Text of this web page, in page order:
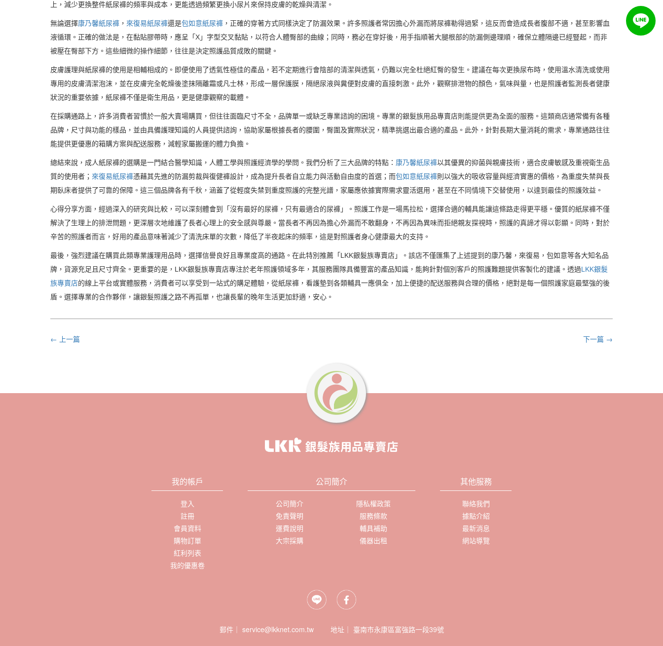
上，減少更換整件紙尿褲的頻率與成本，更能透過頻繁更換小尿片來保持皮膚的乾燥與清潔。
無論選擇康乃馨紙尿褲 ， 來復易紙尿褲還是包如意紙尿褲 ，正確的穿著方式同樣決定了防漏效果。許多照護者常因擔心外漏而將尿褲勒得過緊，這反而會造成長者腹部不適，甚至影響血
液循環。正確的做法是，在黏貼膠帶時，應呈「X」字型交叉黏貼，以符合人體臀部的曲線；同時，務必在穿好後，用手指順著大腿根部的防漏側邊理順，確保立體隔邊已經豎起，而非
被壓在臀部下方。這些細微的操作細節，往往是決定照護品質成敗的關鍵。
皮膚護理與紙尿褲的使用是相輔相成的。即便使用了透氣性極佳的產品，若不定期進行會陰部的清潔與透氣，仍難以完全杜絕紅臀的發生。建議在每次更換尿布時，使用溫水清洗或使用
專用的皮膚清潔泡沫，並在皮膚完全乾燥後塗抹隔離霜或凡士林，形成一層保護膜，隔絕尿液與糞便對皮膚的直接刺激。此外，觀察排泄物的顏色，氣味與量，也是照護者監測長者健康
狀況的重要依據，紙尿褲不僅是衛生用品，更是健康觀察的載體。
在採購通路上，許多消費者習慣於一般大賣場購買，但往往面臨尺寸不全，品牌單一或缺乏專業諮詢的困境。專業的銀髮族用品專賣店則能提供更為全面的服務。這類商店通常備有各種
品牌，尺寸與功能的樣品，並由具備護理知識的人員提供諮詢，協助家屬根據長者的腰圍，臀圍及實際狀況，精準挑選出最合適的產品。此外，針對長期大量消耗的需求，專業通路往往
能提供更優惠的箱購方案與配送服務，減輕家屬搬運的體力負擔。
總結來說，成人紙尿褲的選購是一門結合醫學知識，人體工學與照護經濟學的學問。我們分析了三大品牌的特點： 康乃馨紙尿褲以其優異的抑菌與親膚技術，適合皮膚敏感及重視衛生品
質的使用者； 來復易紙尿褲憑藉其先進的防漏剪裁與復健褲設計，成為提升長者自立能力與活動自由度的首選；而包如意紙尿褲則以強大的吸收容量與經濟實惠的價格，為重度失禁與長
期臥床者提供了可靠的保障。這三個品牌各有千秋，涵蓋了從輕度失禁到重度照護的完整光譜，家屬應依據實際需求靈活選用，甚至在不同情境下交替使用，以達到最佳的照護效益。
心得分享方面，經過深入的研究與比較，可以深刻體會到「沒有最好的尿褲，只有最適合的尿褲」。照護工作是一場馬拉松，選擇合適的輔具能讓這條路走得更平穩。優質的紙尿褲不僅
解決了生理上的排泄問題，更深層次地維護了長者心理上的安全感與尊嚴。當長者不再因為擔心外漏而不敢翻身，不再因為異味而拒絕親友探視時，照護的真諦才得以彰顯。同時，對於
辛苦的照護者而言，好用的產品意味著減少了清洗床單的次數，降低了半夜起床的頻率，這是對照護者身心健康最大的支持。
最後，強烈建議在購買此類專業護理用品時，選擇信譽良好且專業度高的通路。在此特別推薦「LKK銀髮族專賣店」。該店不僅匯集了上述提到的康乃馨，來復易，包如意等各大知名品
牌，貨源充足且尺寸齊全。更重要的是，LKK銀髮族專賣店專注於老年照護領域多年，其服務團隊具備豐富的產品知識，能夠針對個別客戶的照護難題提供客製化的建議。透過LKK銀髮
族專賣店的線上平台或實體服務，消費者可以享受到一站式的購足體驗，從紙尿褲，看護墊到各類輔具一應俱全，加上便捷的配送服務與合理的價格，絕對是每一個照護家庭最堅強的後
盾。選擇專業的合作夥伴，讓銀髮照護之路不再孤單，也讓長輩的晚年生活更加舒適，安心。
← 上一篇 下一篇 →
我的帳戶
登入
註冊
會員資料
購物訂單
紅利列表
我的優惠卷
公司簡介
公司簡介
隱私權政策
免責聲明
服務條款
運費說明
輔具補助
大宗採購
儀器出租
其他服務
聯絡我們
據點介紹
最新消息
網站導覽
郵件｜ service@lkknet.com.tw 地址｜